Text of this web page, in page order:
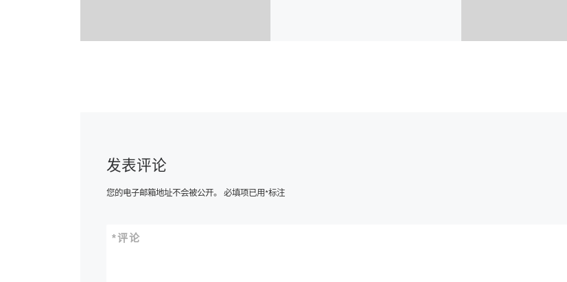
发表评论
您的电子邮箱地址不会被公开。 必填项已用*标注
评论
*